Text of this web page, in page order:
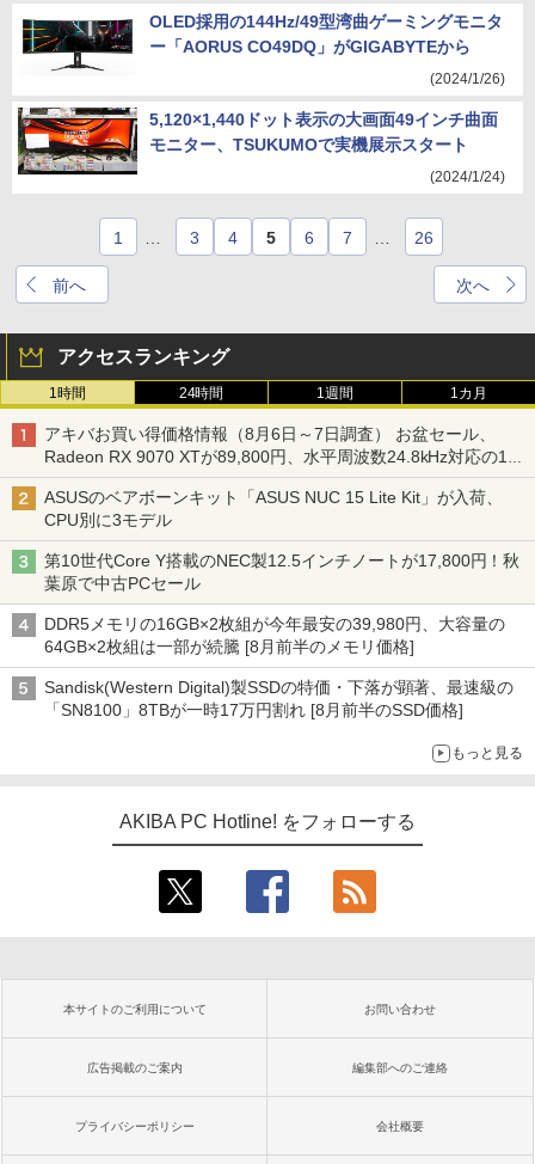
OLED採用の144Hz/49型湾曲ゲーミングモニタ
ー「AORUS CO49DQ」がGIGABYTEから
(2024/1/26)
5,120×1,440ドット表示の大画面49インチ曲面
モニター、TSUKUMOで実機展示スタート
(2024/1/24)
前へ
1 3 4 5 6 7 26
次へ
アクセスランキング
1時間 24時間 1週間 1カ月
アキバお買い得価格情報（8月6日～7日調査） お盆セール、
Radeon RX 9070 XTが89,800円、水平周波数24.8kHz対応の17
型モニターが9,801円、暑さ指数連動セール ほか
ASUSのベアボーンキット「ASUS NUC 15 Lite Kit」が入荷、
CPU別に3モデル
第10世代Core Y搭載のNEC製12.5インチノートが17,800円！秋
葉原で中古PCセール
DDR5メモリの16GB×2枚組が今年最安の39,980円、大容量の
64GB×2枚組は一部が続騰 [8月前半のメモリ価格]
Sandisk(Western Digital)製SSDの特価・下落が顕著、最速級の
「SN8100」8TBが一時17万円割れ [8月前半のSSD価格]
もっと見る
AKIBA PC Hotline! をフォローする
本サイトのご利用について お問い合わせ
広告掲載のご案内 編集部へのご連絡
プライバシーポリシー 会社概要